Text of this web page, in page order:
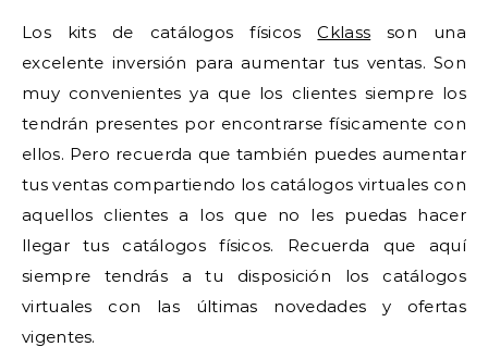
Los kits de catálogos físicosCklass son una
excelente inversión para aumentar tus ventas. Son
muy convenientes ya que los clientes siempre los
tendrán presentes por encontrarse físicamente con
ellos. Pero recuerda que también puedes aumentar
tus ventas compartiendo los catálogos virtuales con
aquellos clientes a los que no les puedas hacer
llegar tus catálogos físicos. Recuerda que aquí
siempre tendrás a tu disposición los catálogos
virtuales con las últimas novedades y ofertas
vigentes.